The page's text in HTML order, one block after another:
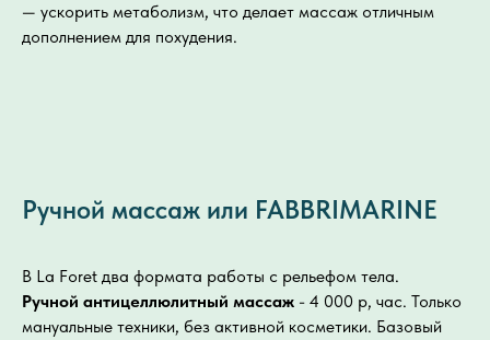
— ускорить метаболизм, что делает массаж отличным
дополнением для похудения.
Ручной массаж или FABBRIMARINE
В La Foret два формата работы с рельефом тела.
Ручной антицеллюлитный массаж - 4 000 р, час. Только
мануальные техники, без активной косметики. Базовый